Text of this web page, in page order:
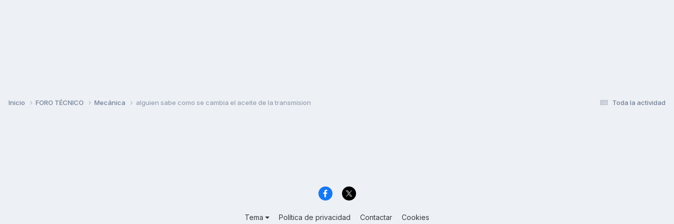
Toda la actividad
Inicio FORO TÉCNICO Mecánica alguien sabe como se cambia el aceite de la transmision
Tema Política de privacidad Contactar Cookies